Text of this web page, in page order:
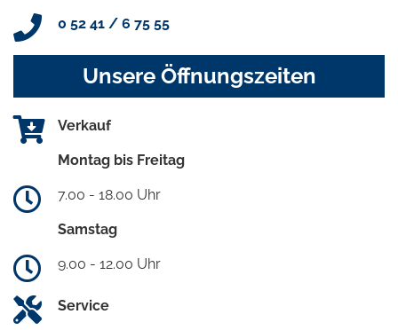
0 52 41 / 6 75 55
Unsere Öffnungszeiten
Verkauf
Montag bis Freitag
7.00 - 18.00 Uhr
Samstag
9.00 - 12.00 Uhr
Service